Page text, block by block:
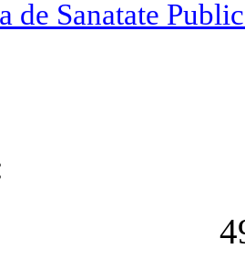
de Sanatate
4